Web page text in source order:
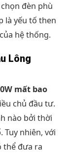
đèn phù
là yếu tố then
hệ thống.
Lông
mất bao
chủ đầu tư.
nào bởi thời
Tuy nhiên, với
thể đưa ra